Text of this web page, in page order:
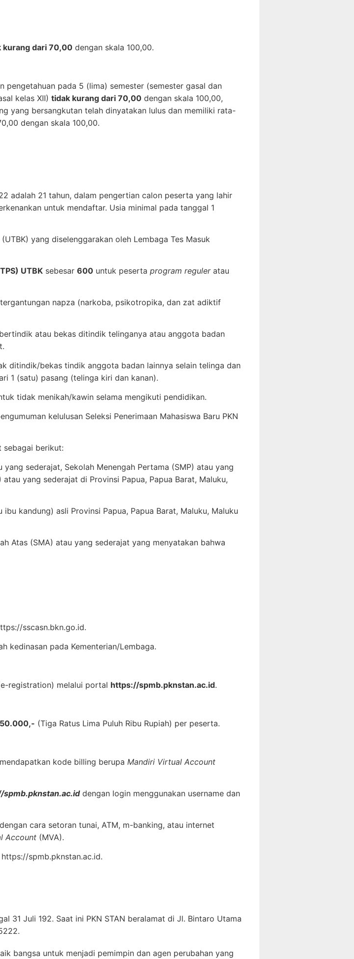
kurang dari 70,00 dengan skala 100,00.
pengetahuan pada 5 (lima) semester (semester gasal dan
kelas XII) tidak kurang dari 70,00 dengan skala 100,00,
yang bersangkutan telah dinyatakan lulus dan memiliki rata-
dengan skala 100,00.
adalah 21 tahun, dalam pengertian calon peserta yang lahir
untuk mendaftar. Usia minimal pada tanggal 1
yang diselenggarakan oleh Lembaga Tes Masuk
UTBK sebesar 600 untuk peserta program reguleratau
napza (narkoba, psikotropika, dan zat adiktif
atau bekas ditindik telinganya atau anggota badan
ditindik/bekas tindik anggota badan lainnya selain telinga dan
1 (satu) pasang (telinga kiri dan kanan).
tidak menikah/kawin selama mengikuti pendidikan.
kelulusan Seleksi Penerimaan Mahasiswa Baru PKN
sebagai berikut:
sederajat, Sekolah Menengah Pertama (SMP) atau yang
yang sederajat di Provinsi Papua, Papua Barat, Maluku,
kandung) asli Provinsi Papua, Papua Barat, Maluku, Maluku
Atas (SMA) atau yang sederajat yang menyatakan bahwa
sscasn.bkn.go.id.
kedinasan pada Kementerian/Lembaga.
registration) melalui portal https://spmb.pknstan.ac.id.
(Tiga Ratus Lima Puluh Ribu Rupiah) per peserta.
kode billing berupa Mandiri Virtual Account
spmb.pknstan.ac.iddengan login menggunakan username dan
cara setoran tunai, ATM, m-banking, atau internet
Account (MVA).
spmb.pknstan.ac.id.
31 Juli 192. Saat ini PKN STAN beralamat di Jl. Bintaro Utama
bangsa untuk menjadi pemimpin dan agen perubahan yang